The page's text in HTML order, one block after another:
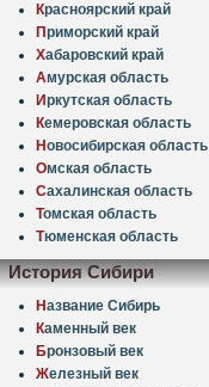
Красноярский край
Приморский край
Хабаровский край
Амурская область
Иркутская область
Кемеровская область
Новосибирская область
Омская область
Сахалинская область
Томская область
Тюменская область
История Сибири
Название Сибирь
Каменный век
Бронзовый век
Железный век